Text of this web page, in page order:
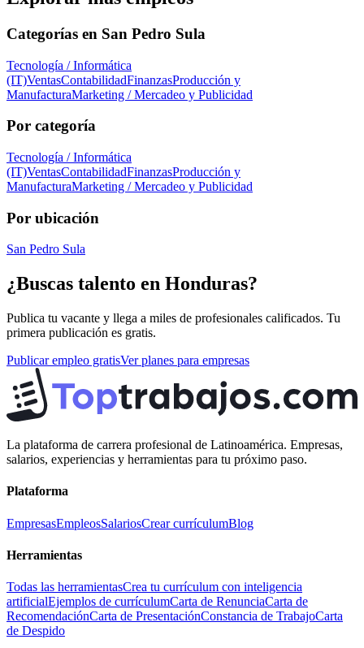
Categorías en San Pedro Sula
Tecnología / Informática
(IT)VentasContabilidadFinanzasProducción y
ManufacturaMarketing / Mercadeo y Publicidad
Por categoría
Tecnología / Informática
(IT)VentasContabilidadFinanzasProducción y
ManufacturaMarketing / Mercadeo y Publicidad
Por ubicación
San Pedro Sula
¿Buscas talento en Honduras?
Publica tu vacante y llega a miles de profesionales calificados. Tu
primera publicación es gratis.
Publicar empleo gratisVer planes para empresas
La plataforma de carrera profesional de Latinoamérica. Empresas,
salarios, experiencias y herramientas para tu próximo paso.
Plataforma
EmpresasEmpleosSalariosCrear currículumBlog
Herramientas
Todas las herramientasCrea tu currículum con inteligencia
artificialEjemplos de currículumCarta de RenunciaCarta de
RecomendaciónCarta de PresentaciónConstancia de TrabajoCarta
de Despido